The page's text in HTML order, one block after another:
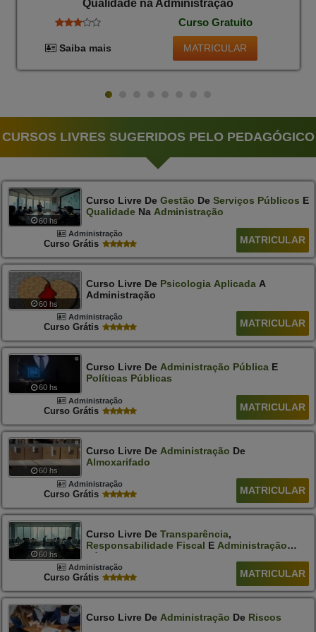
Qualidade na Administração
Curso Gratuito
Saiba mais MATRICULAR
CURSOS LIVRES SUGERIDOS PELO PEDAGÓGICO
60 hs
Curso Livre De Gestão De Serviços Públicos E
QualidadeNa Administração
Administração
Curso Grátis MATRICULAR
60 hs
Curso Livre De Psicologia AplicadaA
Administração
Administração
Curso Grátis MATRICULAR
60 hs
Curso Livre De Administração PúblicaE
Políticas Públicas
Administração
Curso Grátis MATRICULAR
60 hs
Curso Livre De Administração De
Almoxarifado
Administração
Curso Grátis MATRICULAR
60 hs
Curso Livre De Transparência,
Responsabilidade Fiscal E Administração
Pública
Administração
Curso Grátis MATRICULAR
Curso Livre De Administração De Riscos